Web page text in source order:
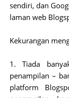
sendiri, dan
laman web
Kekurangan
1. Tiada
penampilan –
platform